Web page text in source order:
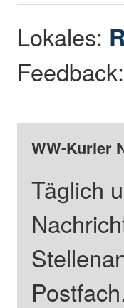
Lokales:
Feedback:
WW-Kurier
Täglich